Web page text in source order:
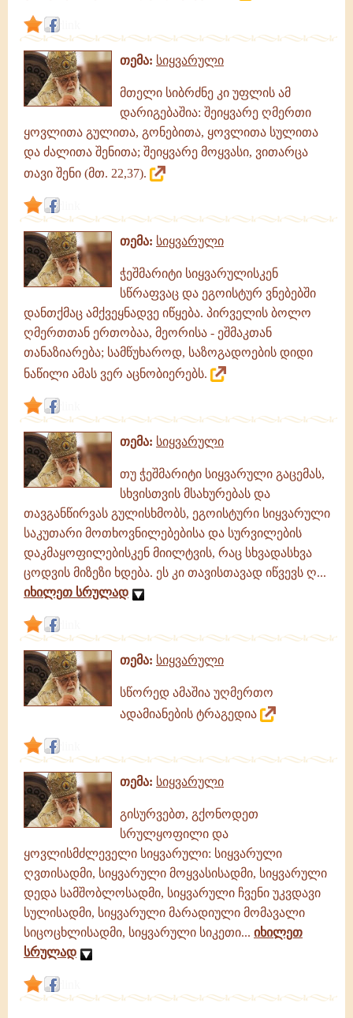
თემა: სიყვარული
მთელი სიბრძნე კი უფლის ამ
დარიგებაშია: შეიყვარე ღმერთი
ყოვლითა გულითა, გონებითა, ყოვლითა სულითა
და ძალითა შენითა; შეიყვარე მოყვასი, ვითარცა
თავი შენი (მთ. 22,37).
თემა: სიყვარული
ჭეშმარიტი სიყვარულისკენ
სწრაფვაც და ეგოისტურ ვნებებში
დანთქმაც ამქვეყნადვე იწყება. პირველის ბოლო
ღმერთთან ერთობაა, მეორისა - ეშმაკთან
თანაზიარება; სამწუხაროდ, საზოგადოების დიდი
ნაწილი ამას ვერ აცნობიერებს.
თემა: სიყვარული
თუ ჭეშმარიტი სიყვარული გაცემას,
სხვისთვის მსახურებას და
თავგანწირვას გულისხმობს, ეგოისტური სიყვარული
საკუთარი მოთხოვნილებებისა და სურვილების
დაკმაყოფილებისკენ მიილტვის, რაც სხვადასხვა
ცოდვის მიზეზი ხდება. ეს კი თავისთავად იწვევს ღ...
იხილეთ სრულად
თემა: სიყვარული
სწორედ ამაშია უღმერთო
ადამიანების ტრაგედია
თემა: სიყვარული
გისურვებთ, გქონოდეთ
სრულყოფილი და
ყოვლისმძლეველი სიყვარული: სიყვარული
ღვთისადმი, სიყვარული მოყვასისადმი, სიყვარული
დედა სამშობლოსადმი, სიყვარული ჩვენი უკვდავი
სულისადმი, სიყვარული მარადიული მომავალი
სიცოცხლისადმი, სიყვარული სიკეთი... იხილეთ
სრულად